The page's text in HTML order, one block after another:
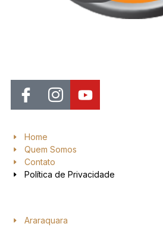
Home
Quem Somos
Contato
Política de Privacidade
Araraquara